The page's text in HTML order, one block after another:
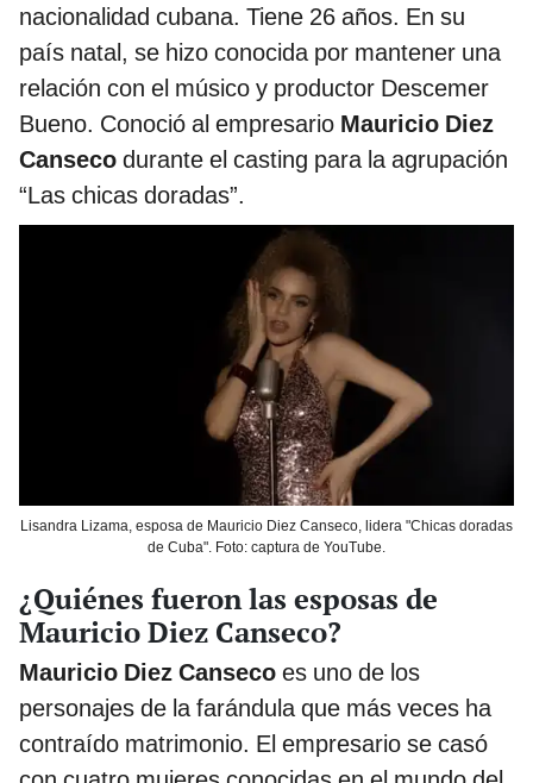
nacionalidad cubana. Tiene 26 años. En su
país natal, se hizo conocida por mantener una
relación con el músico y productor Descemer
Bueno. Conoció al empresario Mauricio Diez
Canseco durante el casting para la agrupación
“Las chicas doradas”.
Lisandra Lizama, esposa de Mauricio Diez Canseco, lidera "Chicas doradas
de Cuba". Foto: captura de YouTube.
¿Quiénes fueron las esposas de
Mauricio Diez Canseco?
Mauricio Diez Canseco es uno de los
personajes de la farándula que más veces ha
contraído matrimonio. El empresario se casó